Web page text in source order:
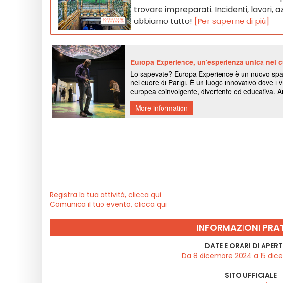
trovare impreparati. Incidenti, lavori,
abbiamo tutto! [Per saperne di più]
Registra la tua attività, clicca qui
Comunica il tuo evento, clicca qui
INFORMAZIONI
DATE E ORARI DI
Da 8 dicembre 2024 a 15
SITO UFFICIALE